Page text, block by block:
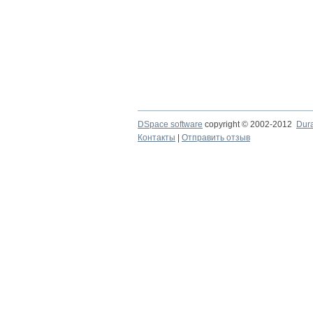
DSpace software copyright © 2002-2012
Контакты
Отправить отзыв